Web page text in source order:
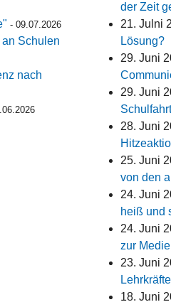
- 09.07.2026
Schulen
nach
der Zeit
21. Julni
Lösung?
29. Juni
29. Juni
28. Juni
25. Juni
von den
24. Juni
heiß und
24. Juni
zur
23. Juni
18. Juni